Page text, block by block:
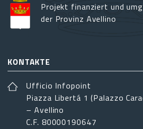
Projekt finanziert und
der Provinz Avellino
KONTAKTE
Ufficio Infopoint
Piazza Libertá 1 (Palazzo
– Avellino
C.F. 80000190647